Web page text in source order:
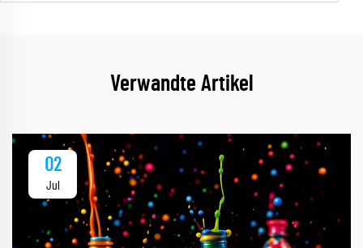
Verwandte Artikel
02
Jul